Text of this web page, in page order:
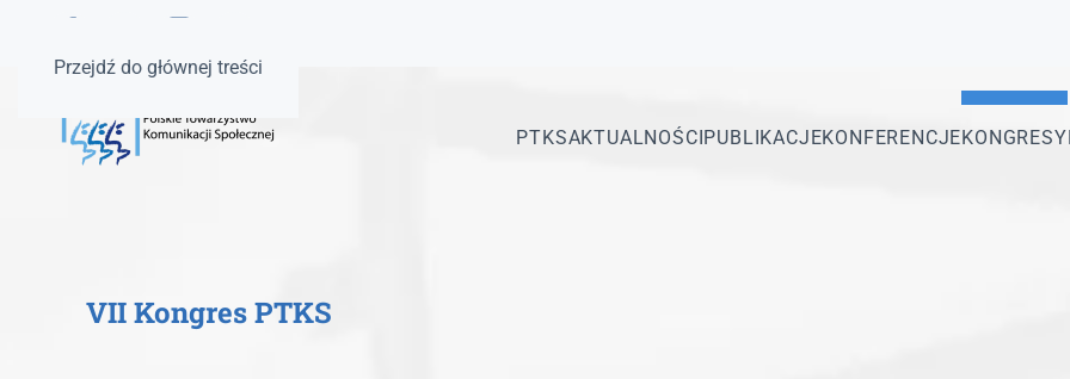
Przejdź do głównej treści
PTKSAKTUALNOŚCIPUBLIKACJEKONFERENCJEKONGRESY
VII Kongres PTKS